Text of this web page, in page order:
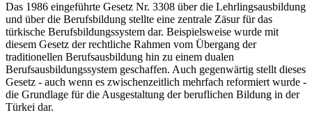
Das 1986 eingeführte Gesetz Nr. 3308 über die Lehrlingsausbildung
und über die Berufsbildung stellte eine zentrale Zäsur für das
türkische Berufsbildungssystem dar. Beispielsweise wurde mit
diesem Gesetz der rechtliche Rahmen vom Übergang der
traditionellen Berufsausbildung hin zu einem dualen
Berufsausbildungssystem geschaffen. Auch gegenwärtig stellt dieses
Gesetz - auch wenn es zwischenzeitlich mehrfach reformiert wurde -
die Grundlage für die Ausgestaltung der beruflichen Bildung in der
Türkei dar.